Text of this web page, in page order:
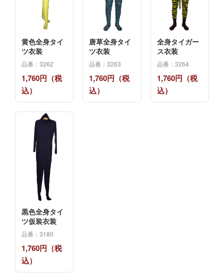
黄色全身タイ
ツ衣装
品番：3262
1,760円（税
込）
唐草全身タイ
ツ衣装
品番：3263
1,760円（税
込）
全身タイガー
ス衣装
品番：3264
1,760円（税
込）
黒色全身タイ
ツ仮装衣装
品番：3180
1,760円（税
込）